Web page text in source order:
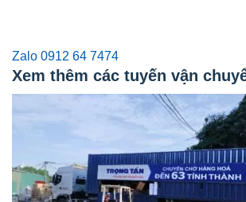
Zalo 0912 64 7474
Xem thêm các tuyến vận